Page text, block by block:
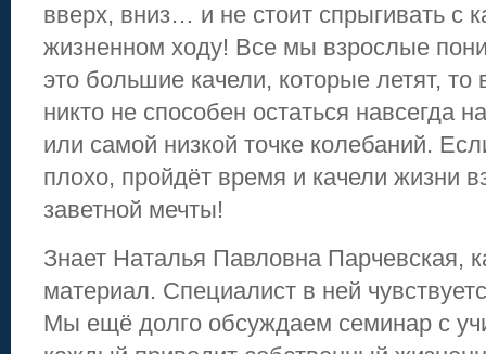
вверх, вниз… и не стоит спрыгивать с
жизненном ходу! Все мы взрослые
это большие качели, которые летят, то
никто не способен остаться навсегда
или самой низкой точке колебаний.
плохо, пройдёт время и качели жизни
заветной мечты!
Знает Наталья Павловна Парчевская,
материал. Специалист в ней
Мы ещё долго обсуждаем семинар с